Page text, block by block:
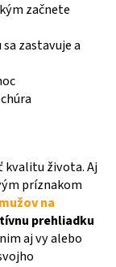
začnete
zastavuje a
kvalitu života. Aj
príznakom
na
prehliadku
aj vy alebo